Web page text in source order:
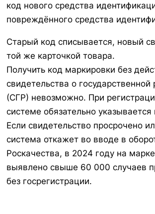
код нового средства
повреждённого средства
Старый код списывается, новый
той же карточкой товара.
Получить код маркировки без
свидетельства о государственной
(СГР) невозможно. При
системе обязательно
Если свидетельство просрочено
система откажет во вводе в
Роскачества, в 2024 году на
выявлено свыше 60 000 случаев
без госрегистрации.